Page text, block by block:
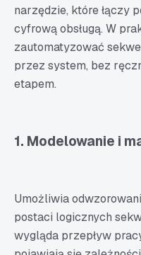
narzędzie, które łączy
cyfrową obsługą. W
zautomatyzować
przez system, bez
etapem.
1. Modelowanie i
Umożliwia
postaci logicznych
wygląda przepływ